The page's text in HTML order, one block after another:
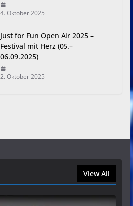
4. Oktober 2025
Just for Fun Open Air 2025 –
Festival mit Herz (05.–
06.09.2025)
2. Oktober 2025
View All